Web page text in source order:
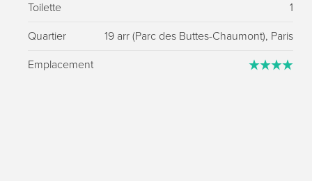
Toilette 1
Quartier 19 arr (Parc des Buttes-Chaumont), Paris
Emplacement